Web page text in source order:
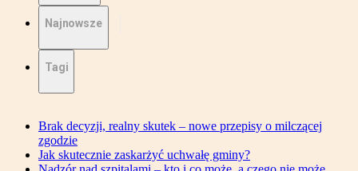
Najnowsze
Tagi
Brak decyzji, realny skutek – nowe przepisy o milczącej
zgodzie
Jak skutecznie zaskarżyć uchwałę gminy?